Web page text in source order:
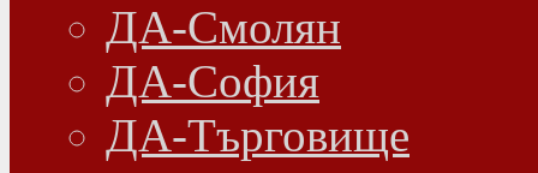
ДА-Смолян
ДА-София
ДА-Търговище